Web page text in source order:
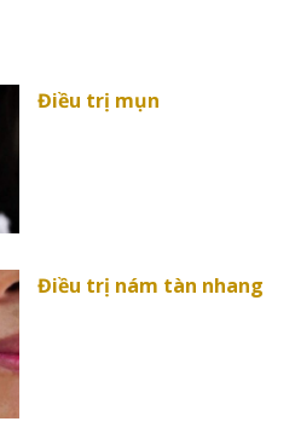
Điều trị mụn
Điều trị nám tàn nhang